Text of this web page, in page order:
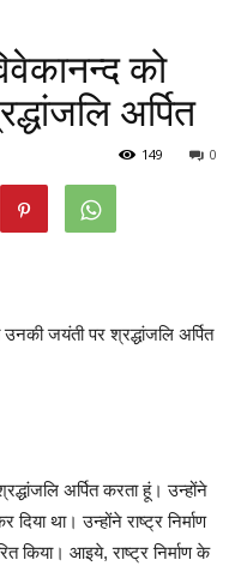
को
अर्पित
0
149
उनकी जयंती पर श्रद्धांजलि अर्पित
अर्पित करता हूं। उन्होंने
था। उन्होंने राष्ट्र निर्माण
किया। आइये, राष्ट्र निर्माण के